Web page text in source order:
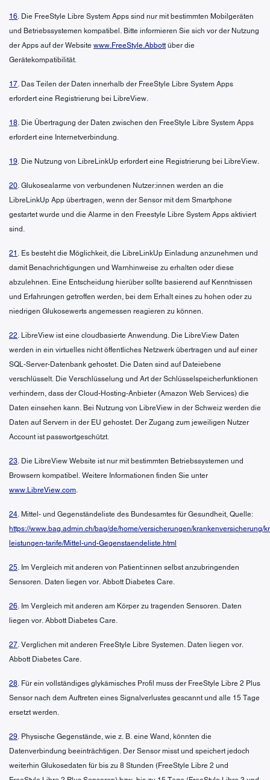
16. Die FreeStyle Libre System Apps sind nur mit bestimmten Mobilgeräten
und Betriebssystemen kompatibel. Bitte informieren Sie sich vor der Nutzung
der Apps auf der Website www.FreeStyle.Abbott über die
Gerätekompatibilität.
17. Das Teilen der Daten innerhalb der FreeStyle Libre System Apps
erfordert eine Registrierung bei LibreView.
18. Die Übertragung der Daten zwischen den FreeStyle Libre System Apps
erfordert eine Internetverbindung.
19. Die Nutzung von LibreLinkUp erfordert eine Registrierung bei LibreView.
20. Glukosealarme von verbundenen Nutzer:innen werden an die
LibreLinkUp App übertragen, wenn der Sensor mit dem Smartphone
gestartet wurde und die Alarme in den Freestyle Libre System Apps aktiviert
sind.
21 . Es besteht die Möglichkeit, die LibreLinkUp Einladung anzunehmen und
damit Benachrichtigungen und Warnhinweise zu erhalten oder diese
abzulehnen. Eine Entscheidung hierüber sollte basierend auf Kenntnissen
und Erfahrungen getroffen werden, bei dem Erhalt eines zu hohen oder zu
niedrigen Glukosewerts angemessen reagieren zu können.
22. LibreView ist eine cloudbasierte Anwendung. Die LibreView Daten
werden in ein virtuelles nicht öffentliches Netzwerk übertragen und auf einer
SQL-Server-Datenbank gehostet. Die Daten sind auf Dateiebene
verschlüsselt. Die Verschlüsselung und Art der Schlüsselspeicherfunktionen
verhindern, dass der Cloud-Hosting-Anbieter (Amazon Web Services) die
Daten einsehen kann. Bei Nutzung von LibreView in der Schweiz werden die
Daten auf Servern in der EU gehostet. Der Zugang zum jeweiligen Nutzer
Account ist passwortgeschützt.
23. Die LibreView Website ist nur mit bestimmten Betriebssystemen und
Browsern kompatibel. Weitere Informationen finden Sie unter
www.LibreView.com.
24. Mittel- und Gegenständeliste des Bundesamtes für Gesundheit, Quelle:
https://www.bag.admin.ch/bag/de/home/versicherungen/krankenversicherung/
leistungen-tarife/Mittel-und-Gegenstaendeliste.html
25. Im Vergleich mit anderen von Patient:innen selbst anzubringenden
Sensoren. Daten liegen vor. Abbott Diabetes Care.
26. Im Vergleich mit anderen am Körper zu tragenden Sensoren. Daten
liegen vor. Abbott Diabetes Care.
27. Verglichen mit anderen FreeStyle Libre Systemen. Daten liegen vor.
Abbott Diabetes Care.
28. Für ein vollständiges glykämisches Profil muss der FreeStyle Libre 2 Plus
Sensor nach dem Auftreten eines Signalverlustes gescannt und alle 15 Tage
ersetzt werden.
29. Physische Gegenstände, wie z. B. eine Wand, könnten die
Datenverbindung beeinträchtigen. Der Sensor misst und speichert jedoch
weiterhin Glukosedaten für bis zu 8 Stunden (FreeStyle Libre 2 und